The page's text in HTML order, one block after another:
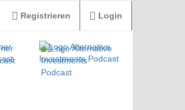
Registrieren Login